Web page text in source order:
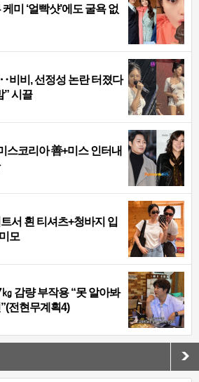
미 ‘얼빡샷’에도 굴욕 없
비비, 선정성 논란 터졌다
” 시끌
스코리아 善+미스 인터내
서 흰 티셔츠+청바지 입
모
감량 부작용 “못 알아봐
전현무계획4)